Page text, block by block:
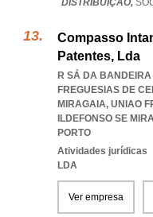
DISTRIBUIÇÃO,
Compasso
Patentes, Lda
R SÁ DA
FREGUESIAS DE
MIRAGAIA, UNIAO
ILDEFONSO SE
PORTO
Atividades jurídicas
LDA
Ver empresa